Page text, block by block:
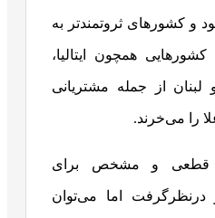
و کشورهای ثروتمندتر به
همچون ایتالیا،
لبنان از جمله مشتریانی
را می‌خرند.
قطعی و مشخص برای
اما می‌توان